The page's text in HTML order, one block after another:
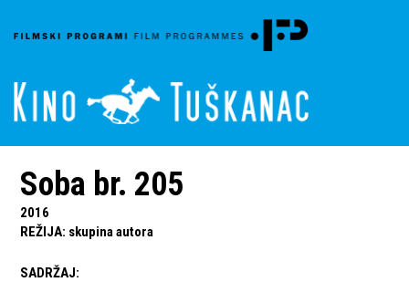
Soba br. 205
2016
REŽIJA: skupina autora
SADRŽAJ: